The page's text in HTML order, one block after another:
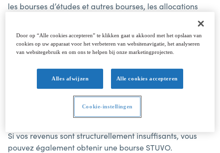
les bourses d’études et autres bourses, les allocations
suivre votre dossier.
vous pouvez éventuellement échelonner, en tenant
compte de la date d’échéance des paiements, le
paiement de vos frais d’inscription et de stage, obtenir
une avance sur votre bourse d’étude et/ou recevoir un
Si vos revenus sont structurellement insuffisants, vous
pouvez également obtenir une bourse STUVO.
Door op “Alle cookies accepteren” te klikken gaat u akkoord met het opslaan van
cookies op uw apparaat voor het verbeteren van websitenavigatie, het analyseren
van websitegebruik en om ons te helpen bij onze marketingprojecten.
Alles afwijzen Alle cookies accepteren
Cookie-instellingen